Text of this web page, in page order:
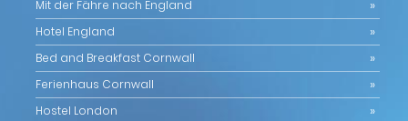
Mit der Fähre nach England
Hotel England
Bed and Breakfast Cornwall
Ferienhaus Cornwall
Hostel London